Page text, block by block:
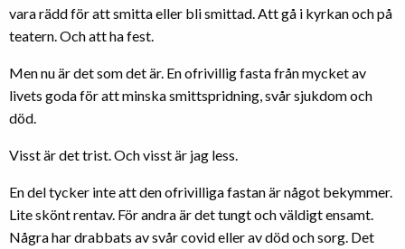
vara rädd för att smitta eller bli smittad. Att gå i kyrkan och på
teatern. Och att ha fest.
Men nu är det som det är. En ofrivillig fasta från mycket av
livets goda för att minska smittspridning, svår sjukdom och
död.
Visst är det trist. Och visst är jag less.
En del tycker inte att den ofrivilliga fastan är något bekymmer.
Lite skönt rentav. För andra är det tungt och väldigt ensamt.
Några har drabbats av svår covid eller av död och sorg. Det